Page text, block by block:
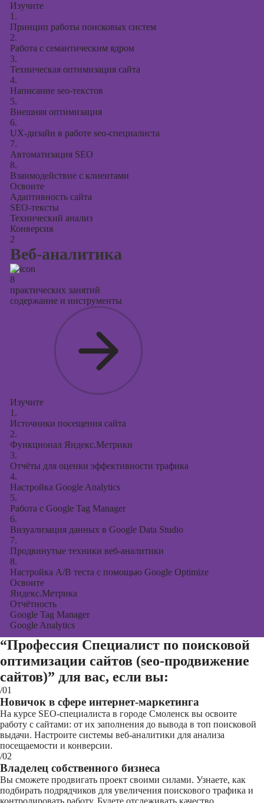
Изучите
1.
Принцип работы поисковых систем
2.
Работа с семантическим ядром
3.
Техническая оптимизация сайта
4.
Написание seo-текстов
5.
Внешняя оптимизация
6.
UX-дизайн в работе seo-специалиста
7.
Автоматизация SEO
8.
Взаимодействие с клиентами
Освоите
Адаптивность сайта
SEO-тексты
Технический анализ
Конверсия
2
Веб-аналитика
8
практических занятий
содержание и инструменты
Изучите
1.
Источники посещения сайта
2.
Функционал Яндекс.Метрики
3.
Отчёты для оценки эффективности трафика
4.
Настройка Google Analytics
5.
Работа с Google Tag Manager
6.
Визуализация данных в Google Data Studio
7.
Продвинутые техники веб-аналитики
8.
Настройка A/B теста с помощью Google Optimize
Освоите
Яндекс.Метрика
Отчётность
Google Tag Manager
Google Analytics
“Профессия Специалист по поисковой
оптимизации сайтов (seo-продвижение
сайтов)” для вас, если вы:
/01
Новичок в сфере интернет-маркетинга
На курсе SEO-специалиста в городе Смоленск вы освоите
работу с сайтами: от их заполнения до вывода в топ поисковой
выдачи. Настроите системы веб-аналитики для анализа
посещаемости и конверсии.
/02
Владелец собственного бизнеса
Вы сможете продвигать проект своими силами. Узнаете, как
подбирать подрядчиков для увеличения поискового трафика и
контролировать работу. Будете отслеживать качество